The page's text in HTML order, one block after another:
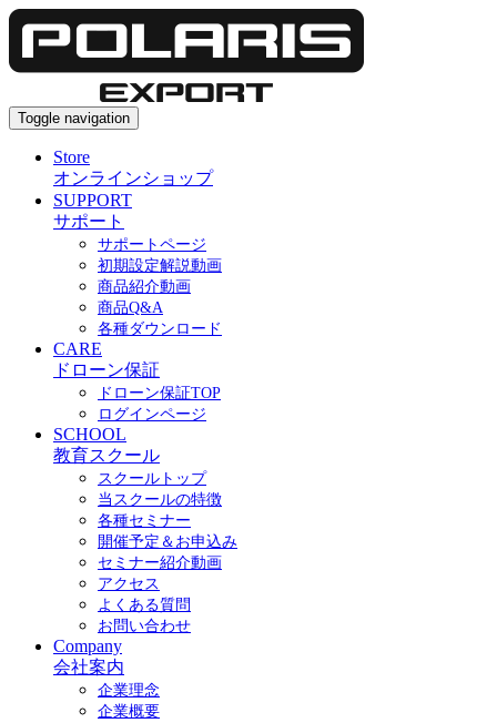
Toggle navigation
Store
オンラインショップ
SUPPORT
サポート
サポートページ
初期設定解説動画
商品紹介動画
商品Q&A
各種ダウンロード
CARE
ドローン保証
ドローン保証TOP
ログインページ
SCHOOL
教育スクール
スクールトップ
当スクールの特徴
各種セミナー
開催予定＆お申込み
セミナー紹介動画
アクセス
よくある質問
お問い合わせ
Company
会社案内
企業理念
企業概要